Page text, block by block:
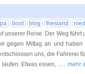
boot blog friesland
unserer Reise. Der Weg
gegen Mittag an und
uns, die Fahrerei
Etwas essen, ...... mehr